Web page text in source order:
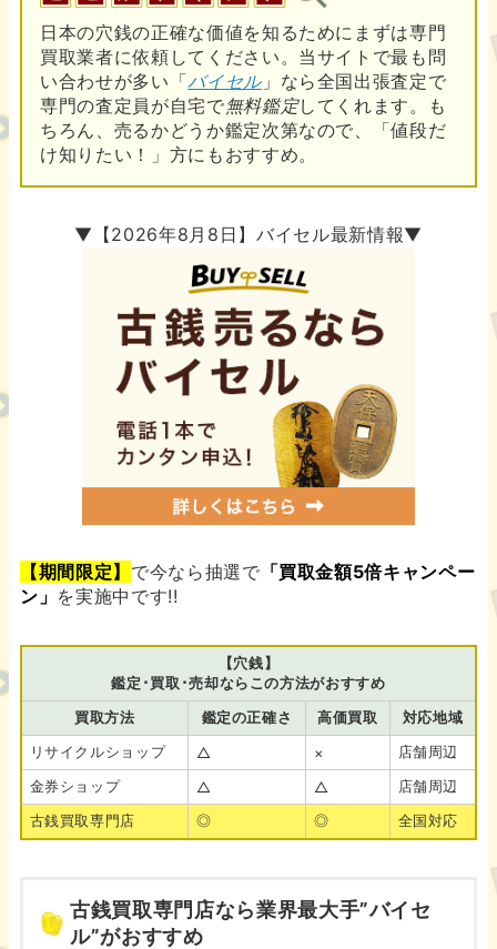
日本の穴銭の正確な価値を知るためにまずは専門
買取業者に依頼してください。当サイトで最も問
い合わせが多い「バイセル」なら全国出張査定で
専門の査定員が自宅で無料鑑定してくれます。も
ちろん、売るかどうか鑑定次第なので、「値段だ
け知りたい！」方にもおすすめ。
▼【2026年8月8日】バイセル最新情報▼
【期間限定】 で今なら抽選で 「買取金額5倍キャンペー
ン」 を実施中です!!
【穴銭】
鑑定･買取･売却ならこの方法がおすすめ
買取方法
鑑定の正確さ 高価買取
対応地域
リサイクルショップ
△ ×
店舗周辺
金券ショップ
△ △
店舗周辺
古銭買取専門店
◎ ◎ 全国対応
古銭買取専門店なら業界最大手”バイセ
ル”がおすすめ